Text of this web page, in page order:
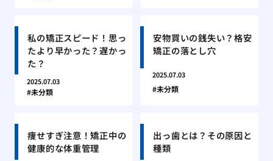
私の矯正スピード！思っ
たより早かった？遅かっ
た？
2025.07.03
未分類
安物買いの銭失い？格安
矯正の落とし穴
2025.07.03
未分類
痩せすぎ注意！矯正中の
健康的な体重管理
出っ歯とは？その原因と
種類